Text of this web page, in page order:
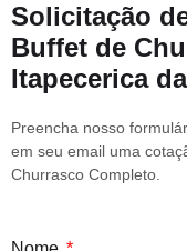
Solicitação
Buffet de
Itapecerica
Preencha nosso
em seu email uma
Churrasco Completo.